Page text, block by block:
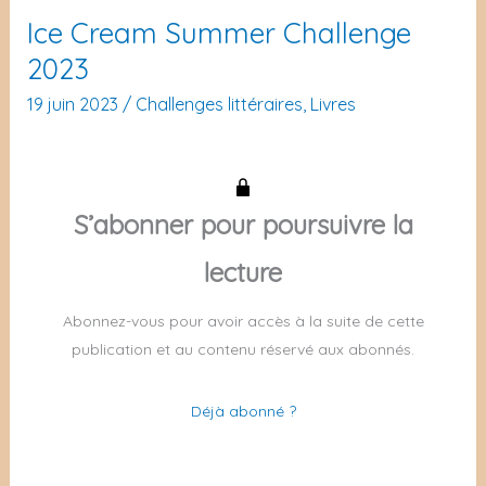
Ice Cream Summer Challenge
2023
19 juin 2023 / Challenges littéraires Livres
S’abonner pour poursuivre la
lecture
Abonnez-vous pour avoir accès à la suite de cette
publication et au contenu réservé aux abonnés.
Déjà abonné ?